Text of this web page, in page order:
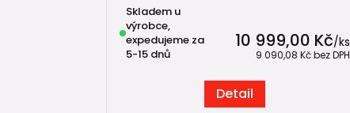
10 999,00 Kč/ks
9 090,08 Kčbez DPH
Skladem u
výrobce,
expedujeme za
5-15 dnů
Detail